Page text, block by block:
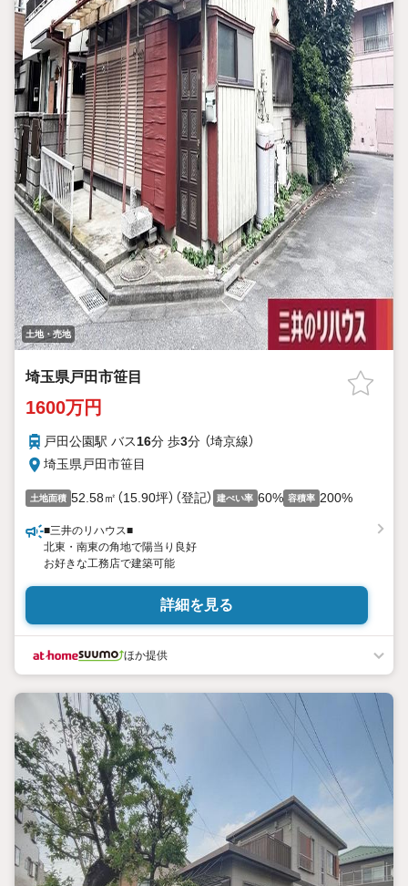
土地・売地
埼玉県戸田市笹目
1600万円
戸田公園駅 バス16分 歩3分 （埼京線）
埼玉県戸田市笹目
土地面積 52.58㎡（15.90坪）（登記） 建ぺい率 60% 容積率 200%
■三井のリハウス■
北東・南東の角地で陽当り良好
お好きな工務店で建築可能
詳細を見る
ほか提供